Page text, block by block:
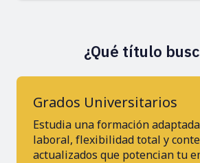
¿Qué título
Grados Universitarios
Estudia una formación
laboral, flexibilidad total y
actualizados que potencian tu